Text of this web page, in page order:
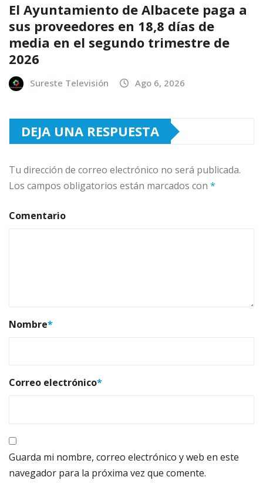
El Ayuntamiento de Albacete paga a
sus proveedores en 18,8 días de
media en el segundo trimestre de
2026
Sureste Televisión Ago 6, 2026
DEJA UNA RESPUESTA
Tu dirección de correo electrónico no será publicada.
Los campos obligatorios están marcados con *
Comentario
Nombre*
Correo electrónico*
Guarda mi nombre, correo electrónico y web en este
navegador para la próxima vez que comente.